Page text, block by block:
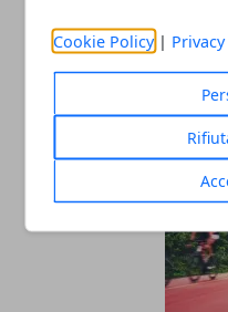
Cookie Policy |
La situazione nel
Immobiliare ad
05/01/2019